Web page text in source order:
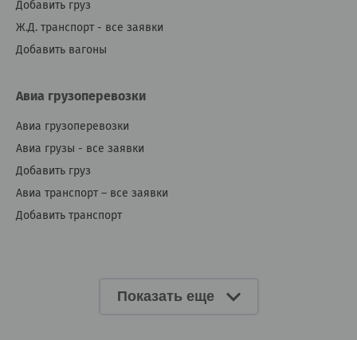
Добавить груз
Ж.Д. транспорт - все заявки
Добавить вагоны
Авиа грузоперевозки
Авиа грузоперевозки
Авиа грузы - все заявки
Добавить груз
Авиа транспорт – все заявки
Добавить транспорт
Показать еще